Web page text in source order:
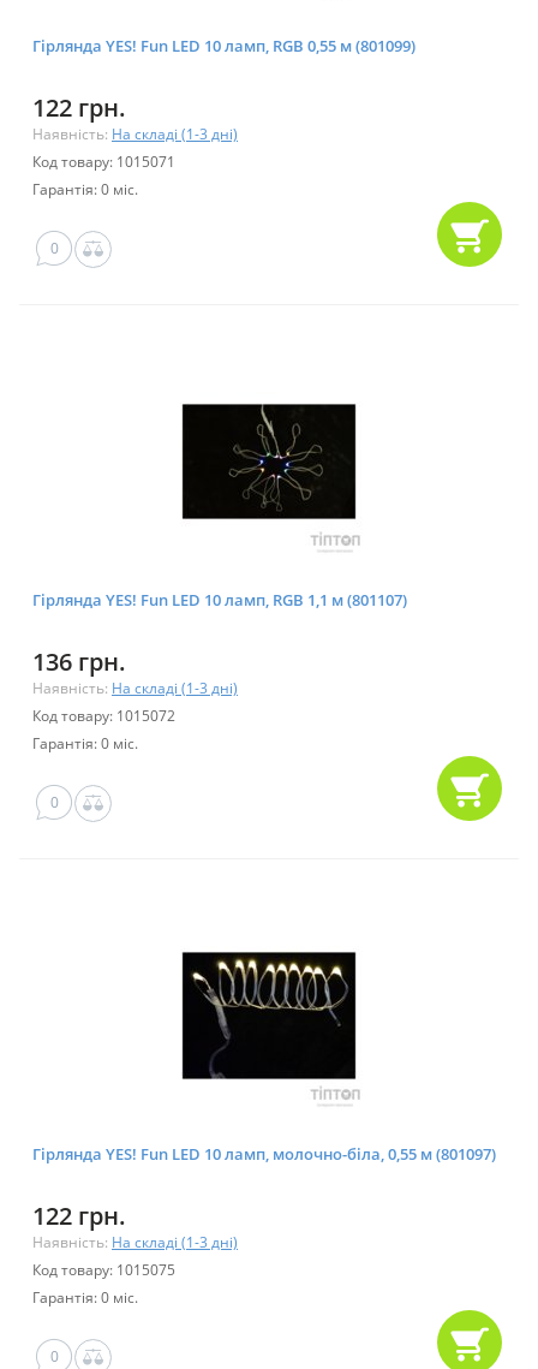
Гірлянда YES! Fun LED 10 ламп, RGB 0,55 м (801099)
122 грн.
Наявність: На складі (1-3 дні)
Код товару: 1015071
Гарантія: 0 міс.
0
Гірлянда YES! Fun LED 10 ламп, RGB 1,1 м (801107)
136 грн.
Наявність: На складі (1-3 дні)
Код товару: 1015072
Гарантія: 0 міс.
0
Гірлянда YES! Fun LED 10 ламп, молочно-біла, 0,55 м (801097)
122 грн.
Наявність: На складі (1-3 дні)
Код товару: 1015075
Гарантія: 0 міс.
0